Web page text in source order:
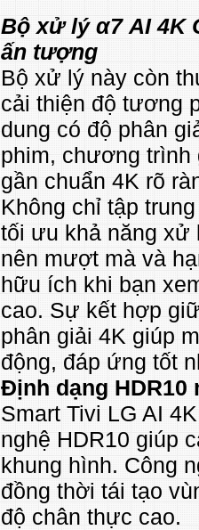
Bộ xử lý α7 AI 4K
ấn tượng
Bộ xử lý này còn
cải thiện độ tương
dung có độ phân
phim, chương
gần chuẩn 4K rõ
Không chỉ tập
tối ưu khả năng xử
nên mượt mà và
hữu ích khi bạn
cao. Sự kết hợp
phân giải 4K giúp
động, đáp ứng tốt
Định dạng
Smart Tivi LG AI
nghệ HDR10 giúp
khung hình. Công
đồng thời tái tạo
độ chân thực cao.